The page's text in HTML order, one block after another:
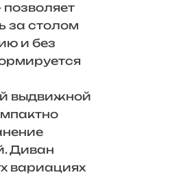
позволяет
за столом
и без
выдвижной
Диван
вариациях